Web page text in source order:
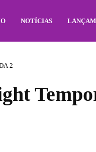
NOTÍCIAS
2